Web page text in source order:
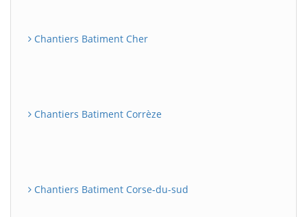
Chantiers Batiment Cher
Chantiers Batiment Corrèze
Chantiers Batiment Corse-du-sud